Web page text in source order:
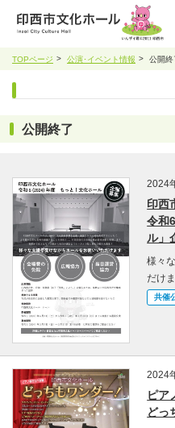
TOPページ 公演･イベント情報 公開終
公開終了
2024
印西
令和
ル」
様々
だけ
共催
2024
ピア
どっ